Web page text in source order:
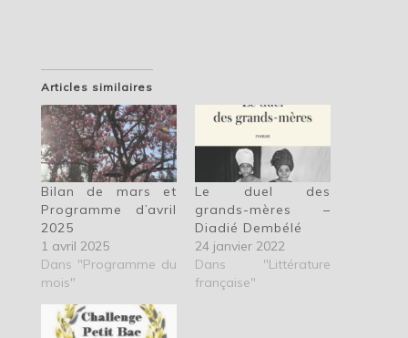
Articles similaires
Bilan de mars et
Programme d’avril
2025
1 avril 2025
Dans "Programme du
mois"
Le duel des
grands-mères –
Diadié Dembélé
24 janvier 2022
Dans "Littérature
française"